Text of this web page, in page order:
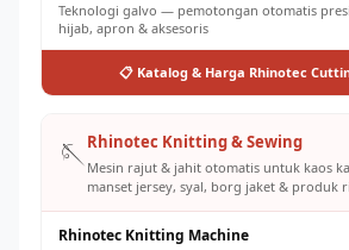
Teknologi galvo — pemotongan otomatis
hijab, apron & aksesoris
📋 Katalog & Harga Rhinotec
🪡Rhinotec Knitting & Sewing
Mesin rajut & jahit otomatis untuk kaos
manset jersey, syal, borg jaket & produk
Rhinotec Knitting Machine